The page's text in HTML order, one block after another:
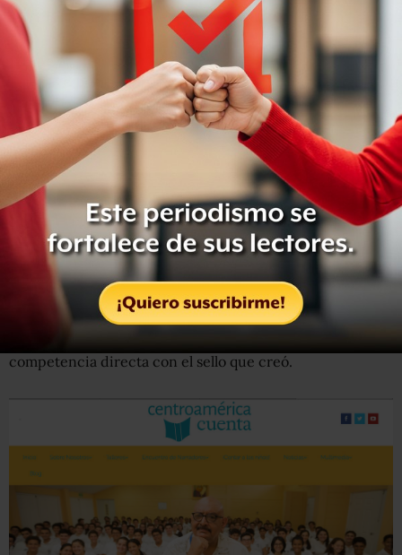
Divinsky y Miler se divorciaron en 2009, tras cerca de 40
años de matrimonio, y por un tiempo siguieron siendo
socios y codirigiendo De la Flor.
Pero en 2015 él sorprendió a todos al anunciar que las
diferencias con su exmujer se habían tornado insalvables
y quele cedería su parte de la editorial
"a precio
irrisorio".
Según el editor, la "incompatibilidad de caracteres
editoriales" estaban afectando a la empresa y limitando
sus proyectos personales.
El acuerdo entre ambos estipuló que Divinsky, que
entonces tenía 73 años,no podría publicar libros
durante tres años (salvo de forma anónima), para evitar la
competencia directa con el sello que creó.